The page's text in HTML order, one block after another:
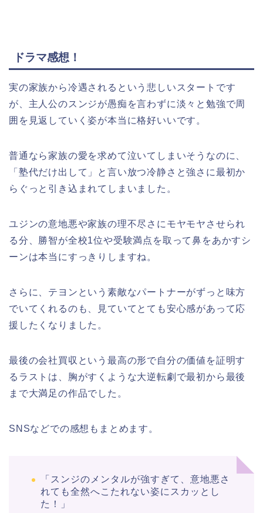
ドラマ感想！
実の家族から冷遇されるという悲しいスタートです
が、主人公のスンジが愚痴を言わずに淡々と勉強で周
囲を見返していく姿が本当に格好いいです。
普通なら家族の愛を求めて泣いてしまいそうなのに、
「塾代だけ出して」と言い放つ冷静さと強さに最初か
らぐっと引き込まれてしまいました。
ユジンの意地悪や家族の理不尽さにモヤモヤさせられ
る分、勝智が全校1位や受験満点を取って鼻をあかすシ
ーンは本当にすっきりしますね。
さらに、テヨンという素敵なパートナーがずっと味方
でいてくれるのも、見ていてとても安心感があって応
援したくなりました。
最後の会社買収という最高の形で自分の価値を証明す
るラストは、胸がすくような大逆転劇で最初から最後
まで大満足の作品でした。
SNSなどでの感想もまとめます。
「スンジのメンタルが強すぎて、意地悪さ
れても全然へこたれない姿にスカッとし
た！」